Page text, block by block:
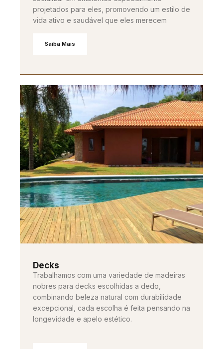
projetados para eles, promovendo um estilo de
vida ativo e saudável que eles merecem
Saiba Mais
Decks
Trabalhamos com uma variedade de madeiras
nobres para decks escolhidas a dedo,
combinando beleza natural com durabilidade
excepcional, cada escolha é feita pensando na
longevidade e apelo estético.